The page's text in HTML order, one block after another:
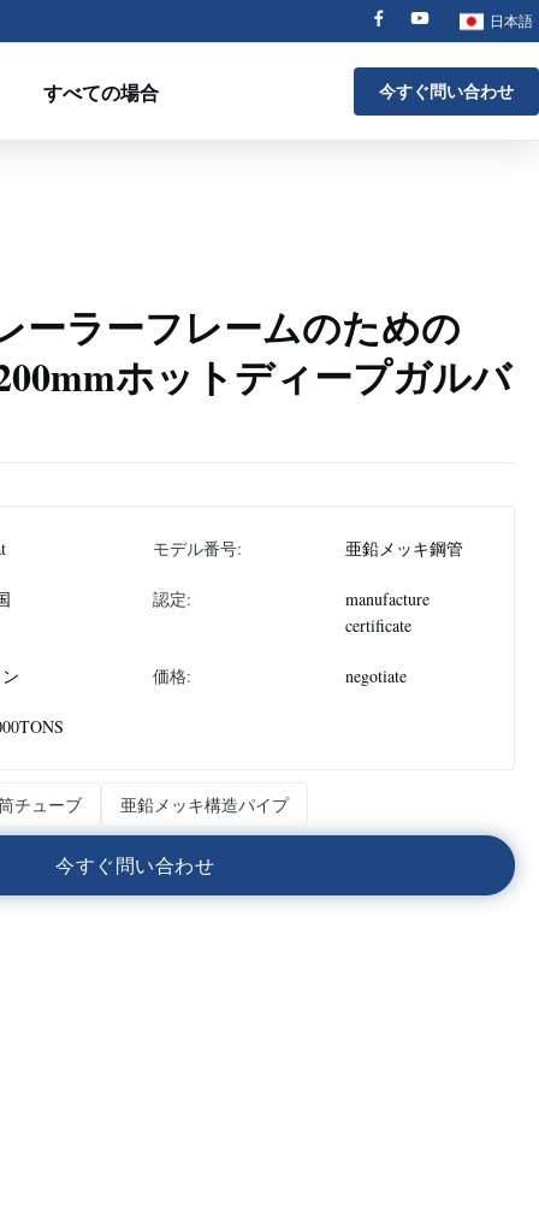
日本語
すべての場合 今すぐ問い合わせ
ーラーフレームのための
ホットディープガルバ
モデル番号: 亜鉛メッキ鋼管
認定:
manufacture
certificate
価格: negotiate
チューブ 亜鉛メッキ構造パイプ
今すぐ問い合わせ